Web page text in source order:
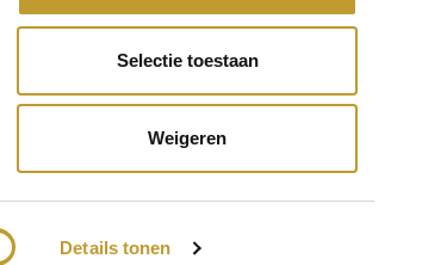
Details tonen
Selectie toestaan
Weigeren
Subscribe to our newsletter to stay updated about our newest
purchase! 😀